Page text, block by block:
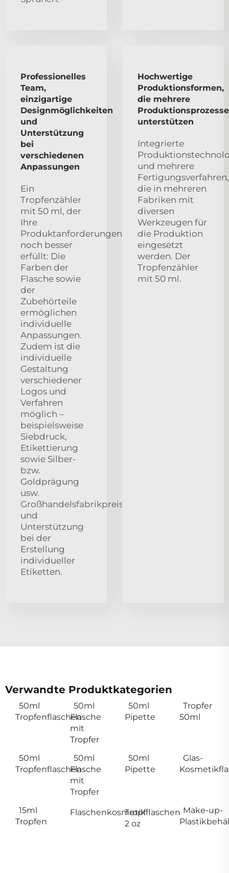
Professionelles
Team,
einzigartige
Designmöglichkeiten
und
Unterstützung
bei
verschiedenen
Anpassungen
Ein
Tropfenzähler
mit 50 ml, der
Ihre
Produktanforderungen
noch besser
erfüllt: Die
Farben der
Flasche sowie
der
Zubehörteile
ermöglichen
individuelle
Anpassungen.
Zudem ist die
individuelle
Gestaltung
verschiedener
Logos und
Verfahren
möglich –
beispielsweise
Siebdruck,
Etikettierung
sowie Silber-
bzw.
Goldprägung
usw.
Großhandelsfabrikpreis
und
Unterstützung
bei der
Erstellung
individueller
Etiketten.
Hochwertige
Produktionsformen,
die mehrere
Produktionsprozesse
unterstützen
Integrierte
und mehrere
Fertigungsverfahren,
die in mehreren
Fabriken mit
diversen
Werkzeugen für
die Produktion
eingesetzt
werden. Der
Tropfenzähler
mit 50 ml.
Verwandte Produktkategorien
50ml
Tropfenflaschen
50ml
Flasche
mit
Tropfer
50ml
Pipette
Tropfer
50ml
50ml
Tropfenflaschen
50ml
Flasche
mit
Tropfer
50ml
Pipette
Glas-
15ml
Tropfen
FlaschenkosmetikTropfflaschen
2 oz
Make-up-